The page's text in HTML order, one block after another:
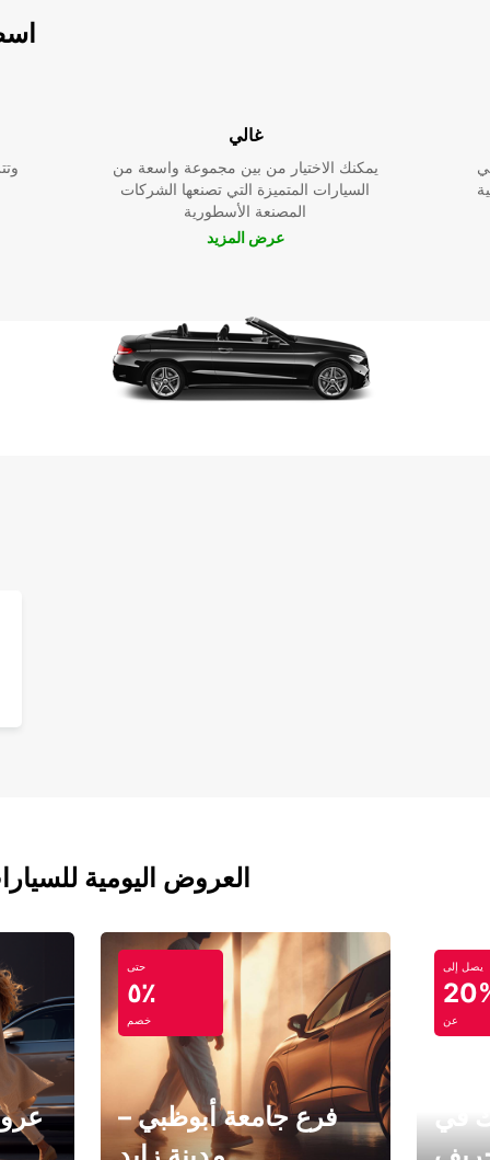
غالي
يمكنك الاختيار من بين مجموعة واسعة من
السيارات المتميزة التي تصنعها الشركات
المصنعة الأسطورية
عرض المزيد
العروض اليومية
حتى
٥٪
خصم
فرع جامعة أبوظبي –
يصل إلى
عن